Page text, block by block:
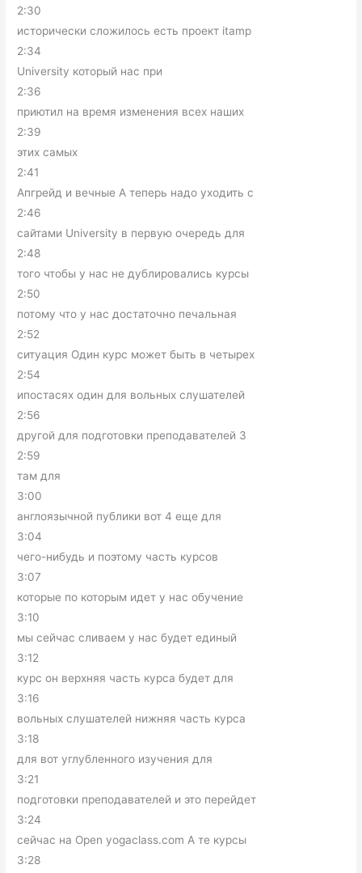
2:30
исторически сложилось есть проект itamp
2:34
University который нас при
2:36
приютил на время изменения всех наших
2:39
этих самых
2:41
Апгрейд и вечные А теперь надо уходить с
2:46
сайтами University в первую очередь для
2:48
того чтобы у нас не дублировались курсы
2:50
потому что у нас достаточно печальная
2:52
ситуация Один курс может быть в четырех
2:54
ипостасях один для вольных слушателей
2:56
другой для подготовки преподавателей 3
2:59
там для
3:00
англоязычной публики вот 4 еще для
3:04
чего-нибудь и поэтому часть курсов
3:07
которые по которым идет у нас обучение
3:10
мы сейчас сливаем у нас будет единый
3:12
курс он верхняя часть курса будет для
3:16
вольных слушателей нижняя часть курса
3:18
для вот углубленного изучения для
3:21
подготовки преподавателей и это перейдет
3:24
сейчас на Open yogaclass.com А те курсы
3:28